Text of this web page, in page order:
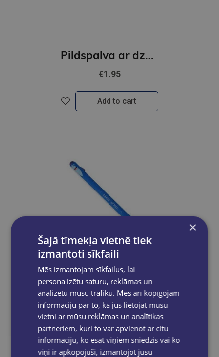
Pildspalva ar dzēšgumiju, LAMA
€1.95
Add to cart
Pildspalva ar dzēšgumiju,SHARK
€1.95
Add to cart
×
Šajā tīmekļa vietnē tiek
izmantoti sīkfaili
Mēs izmantojam sīkfailus, lai
personalizētu saturu, reklāmas un
analizētu mūsu trafiku. Mēs arī kopīgojam
informāciju par to, kā jūs lietojat mūsu
vietni ar mūsu reklāmas un analītikas
partneriem, kuri to var apvienot ar citu
informāciju, ko esat viņiem sniedzis vai ko
viņi ir apkopojuši, izmantojot jūsu